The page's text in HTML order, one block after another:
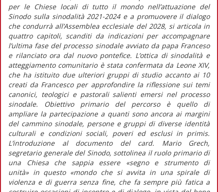
per le Chiese locali di tutto il mondo nell’attuazione del
Sinodo sulla sinodalità 2021-2024 e a promuovere il dialogo
che condurrà all’Assemblea ecclesiale del 2028, si articola in
quattro capitoli, scanditi da indicazioni per accompagnare
l’ultima fase del processo sinodale avviato da papa Franceso
e rilanciato ora dal nuovo pontefice. L’ottica di sinodalità e
atteggiamento comunitario è stata confermata da Leone XIV,
che ha istituito due ulteriori gruppi di studio accanto ai 10
creati da Francesco per approfondire la riflessione sui temi
canonici, teologici e pastorali salienti emersi nel processo
sinodale. Obiettivo primario del percorso è quello di
ampliare la partecipazione a quanti sono ancora ai margini
del cammino sinodale, persone e gruppi di diverse identità
culturali e condizioni sociali, poveri ed esclusi in primis.
L’introduzione al documento del card. Mario Grech,
segretario generale del Sinodo, sottolinea il ruolo primario di
una Chiesa che sappia essere «segno e strumento di
unità»in questo «mondo che si avvita in una spirale di
violenza e di guerra senza fine, che fa sempre più fatica a